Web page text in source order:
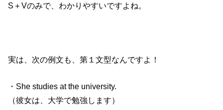
S＋Vのみで、わかりやすいですよね。
実は、次の例文も、第１文型なんですよ！
・She studies at the university.
（彼女は、大学で勉強します）